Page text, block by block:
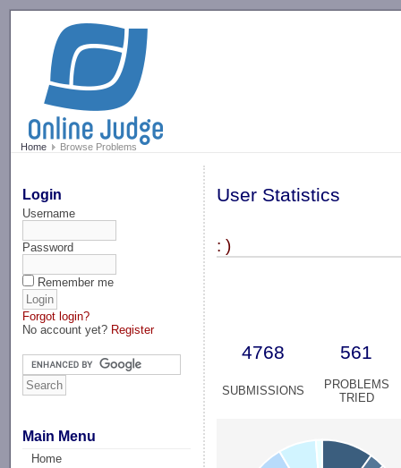
Home Browse Problems
Login
Username
Password
Remember me
Forgot login?
No account yet? Register
Main Menu
Home
User Statistics
: )
4768 561
SUBMISSIONS
PROBLEMS
TRIED